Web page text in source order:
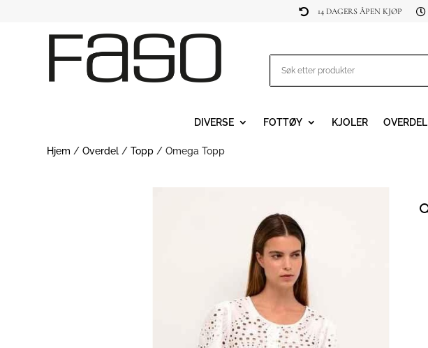
 14 DAGERS ÅPEN KJØP 
DIVERSE FOTTØY KJOLER OVERDEL
Hjem /Overdel /Topp / Omega Topp